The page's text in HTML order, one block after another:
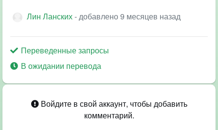
Лин Ланских- добавлено 9 месяцев назад
Переведенные запросы
В ожидании перевода
Войдите в свой аккаунт, чтобы добавить
комментарий.